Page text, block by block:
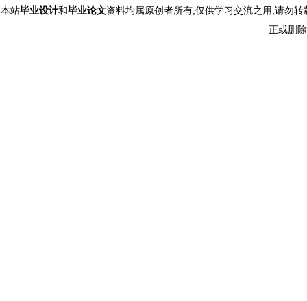
本站毕业设计和毕业论文资料均属原创者所有,仅供学习交流之用,请勿
正或删